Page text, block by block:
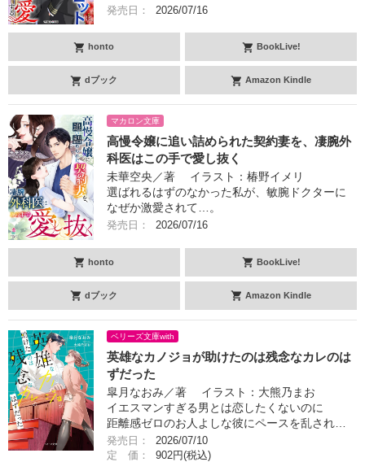
発売日： 2026/07/16
honto BookLive!
dブック Amazon Kindle
マカロン文庫
高慢令嬢に追い詰められた契約妻を、凄腕外
科医はこの手で愛し抜く
未華空央／著 イラスト：椿野イメリ
選ばれるはずのなかった私が、敏腕ドクターに
なぜか激愛されて…。
発売日： 2026/07/16
honto BookLive!
dブック Amazon Kindle
ベリーズ文庫with
英雄なカノジョが助けたのは残念なカレのは
ずだった
皐月なおみ／著 イラスト：大熊乃まお
イエスマンすぎる男とは恋したくないのに
距離感ゼロのお人よしな彼にペースを乱され…
発売日：
2026/07/10
定 価：
902円(税込)